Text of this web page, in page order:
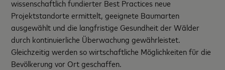
wissenschaftlich fundierter Best Practices neue
Projektstandorte ermittelt, geeignete Baumarten
ausgewählt und die langfristige Gesundheit der Wälder
durch kontinuierliche Überwachung gewährleistet.
Gleichzeitig werden so wirtschaftliche Möglichkeiten für die
Bevölkerung vor Ort geschaffen.